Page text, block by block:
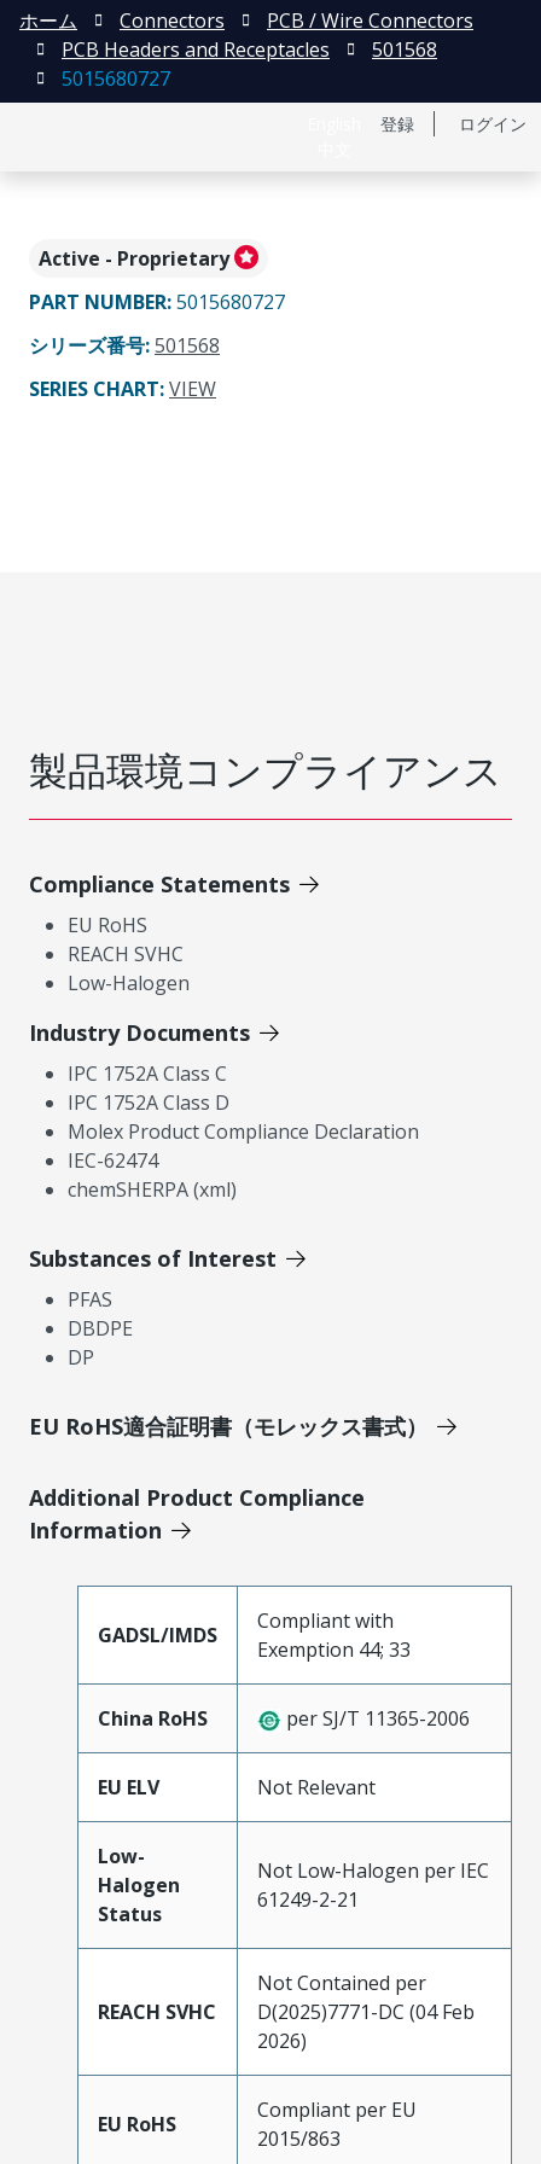
登録 ログイン
ホーム Connectors
PCB / Wire Connectors
PCB Headers and Receptacles
501568
5015680727
Active - Proprietary
PART NUMBER:5015680727
シリーズ番号:501568
SERIES CHART:VIEW
製品環境コンプライアンス
Compliance Statements
EU RoHS
REACH SVHC
Low-Halogen
Industry Documents
IPC 1752A Class C
IPC 1752A Class D
Molex Product Compliance Declaration
IEC-62474
chemSHERPA (xml)
Substances of Interest
PFAS
DBDPE
DP
EU RoHS適合証明書（モレックス書式）
Additional Product Compliance
Information
GADSL/IMDS
Compliant with
Exemption 44; 33
China RoHS per SJ/T 11365-2006
EU ELV Not Relevant
Low-
Halogen
Status
Not Low-Halogen per IEC
61249-2-21
REACH SVHC
Not Contained per
D(2025)7771-DC (04 Feb
2026)
EU RoHS
Compliant per EU
2015/863